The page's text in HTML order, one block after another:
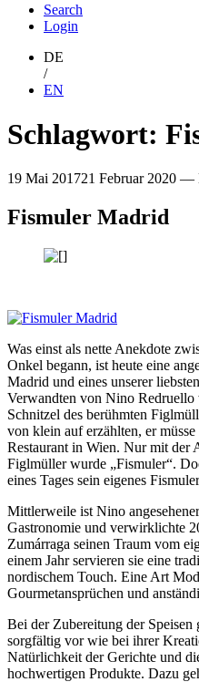
Search
Login
DE
/
EN
Schlagwort:
19 Mai 201721 Februar 2020 —
Fismuler Madrid
Was einst als nette Anekdote
Onkel begann, ist heute eine
Madrid und eines unserer
Verwandten von Nino
Schnitzel des berühmten
von klein auf erzählten, er
Restaurant in Wien. Nur mit der
Figlmüller wurde „Fismuler“.
eines Tages sein eigenes
Mittlerweile ist Nino
Gastronomie und verwirklichte
Zumárraga seinen Traum vom
einem Jahr servieren sie eine
nordischem Touch. Eine Art
Gourmetansprüchen und
Bei der Zubereitung der Speisen
sorgfältig vor wie bei ihrer
Natürlichkeit der Gerichte und
hochwertigen Produkte. Dazu